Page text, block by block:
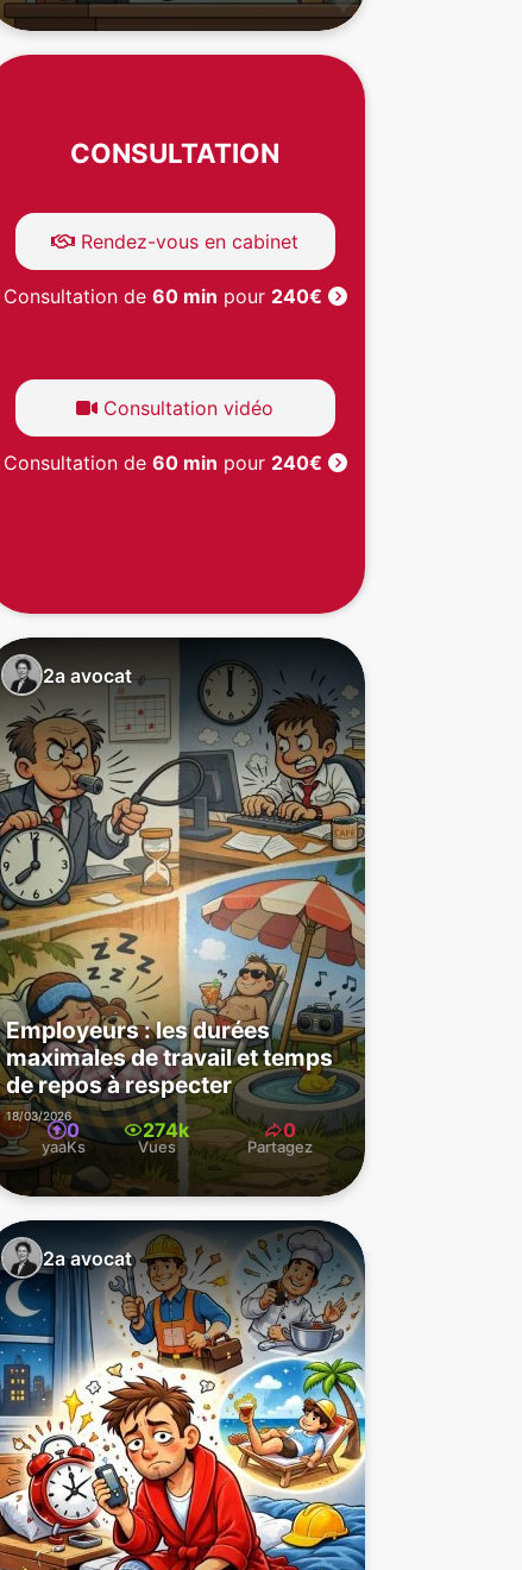
CONSULTATION
Rendez-vous en cabinet
Consultation de 60 min pour 240€
Consultation vidéo
Consultation de 60 min pour 240€
18/03/2026
2a avocat
Employeurs : les durées
maximales de travail et temps
de repos à respecter
0
yaaKs
274k
Vues
0
Partagez
2a avocat